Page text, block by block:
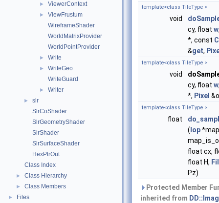
► ViewerContext
►
ViewFrustum
WireframeShader
WorldMatrixProvider
WorldPointProvider
► Write
►
WriteGeo
WriteGuard
► Writer
►
slr
SlrCoShader
SlrGeometryShader
SlrShader
SlrSurfaceShader
HexPtrOut
Class Index
► Class Hierarchy
► Class Members
► Files
template<class TileType >
void
cy, float w
*, const
&get,
template<class TileType >
void
cy, float w
*, Pixel
template<class TileType >
float
( Iop
float cx,
float H,
Pz)
Protected Member
inherited from